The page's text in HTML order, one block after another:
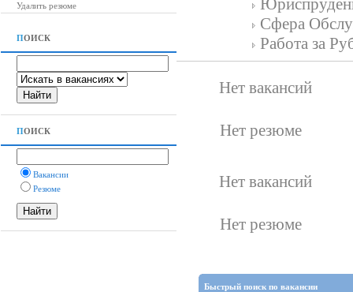
Удалить резюме
ПОИСК
ПОИСК
Вакансии
Резюме
Сфера
Работа за
Нет вакансий
Нет резюме
Нет вакансий
Нет резюме
Быстрый поиск по вакансии